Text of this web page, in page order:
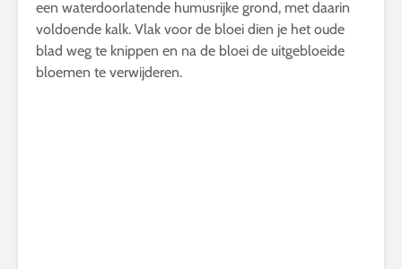
een waterdoorlatende humusrijke grond, met daarin
voldoende kalk. Vlak voor de bloei dien je het oude
blad weg te knippen en na de bloei de uitgebloeide
bloemen te verwijderen.